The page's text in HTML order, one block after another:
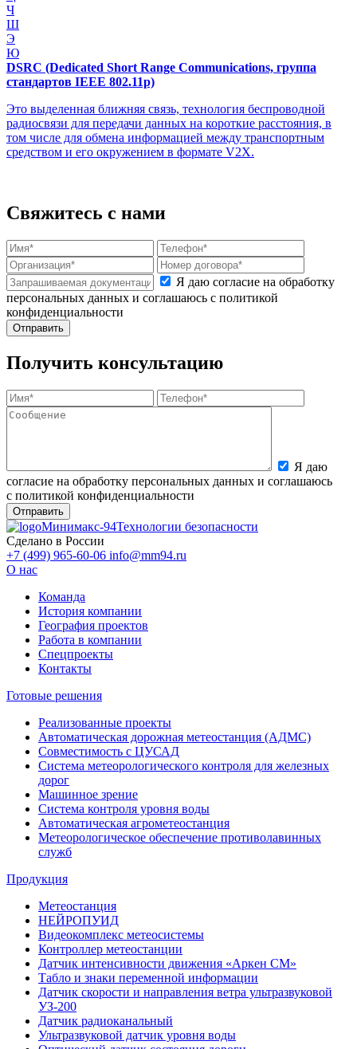
Ч
Ш
Э
Ю
DSRC (Dedicated Short Range Communications, группа
стандартов IEEE 802.11p)
Это выделенная ближняя связь, технология беспроводной
радиосвязи для передачи данных на короткие расстояния, в
том числе для обмена информацией между транспортным
средством и его окружением в формате V2X.
Свяжитесь с нами
Я даю согласие на обработку
персональных данных и соглашаюсь с политикой
конфиденциальности
Получить консультацию
Я даю
согласие на обработку персональных данных и соглашаюсь
с политикой конфиденциальности
Минимакс-94Технологии безопасности
Сделано в России
+7 (499) 965-60-06 info@mm94.ru
О нас
Команда
История компании
География проектов
Работа в компании
Спецпроекты
Контакты
Готовые решения
Реализованные проекты
Автоматическая дорожная метеостанция (АДМС)
Совместимость с ЦУСАД
Система метеорологического контроля для железных
дорог
Машинное зрение
Система контроля уровня воды
Автоматическая агрометеостанция
Метеорологическое обеспечение противолавинных
служб
Продукция
Метеостанция
НЕЙРОПУИД
Видеокомплекс метеосистемы
Контроллер метеостанции
Датчик интенсивности движения «Аркен СМ»
Табло и знаки переменной информации
Датчик скорости и направления ветра ультразвуковой
УЗ-200
Датчик радиоканальный
Ультразвуковой датчик уровня воды